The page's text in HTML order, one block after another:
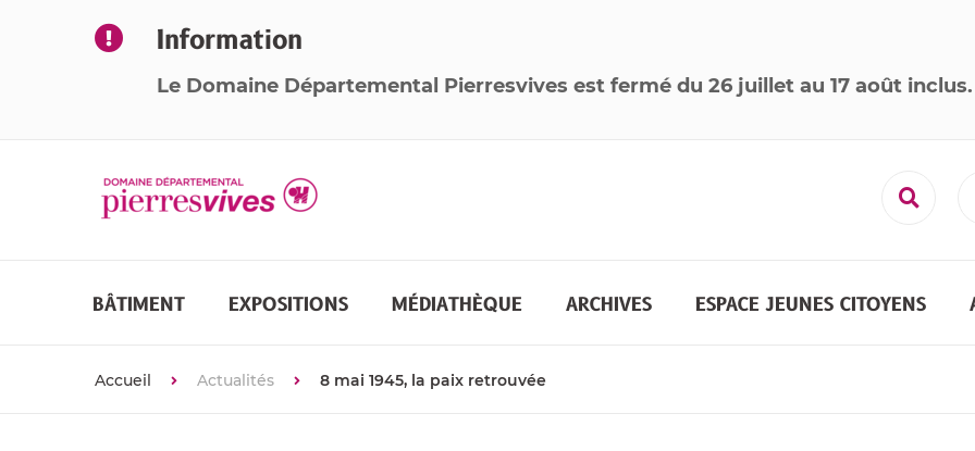
Information
Le Domaine Départemental Pierresvives est fermé du 26 juillet au 17 août inclus.
BÂTIMENT EXPOSITIONS MÉDIATHÈQUE ARCHIVES ESPACE JEUNES CITOYENS
Accueil Actualités 8 mai 1945, la paix retrouvée